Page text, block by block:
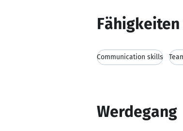
Communication skills
Werdegang